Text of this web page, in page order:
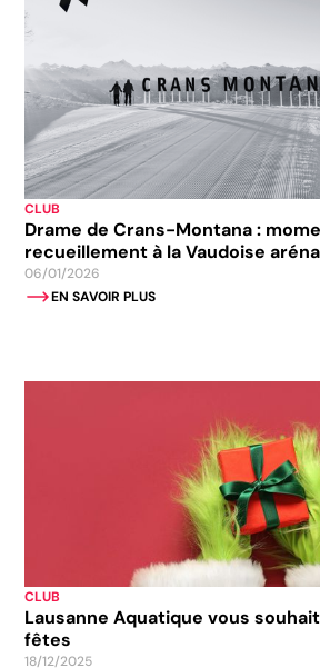
CLUB
Drame de Crans-Montana :
recueillement à la Vaudoise aréna
06/01/2026
EN SAVOIR PLUS
CLUB
Lausanne Aquatique vous
fêtes
18/12/2025